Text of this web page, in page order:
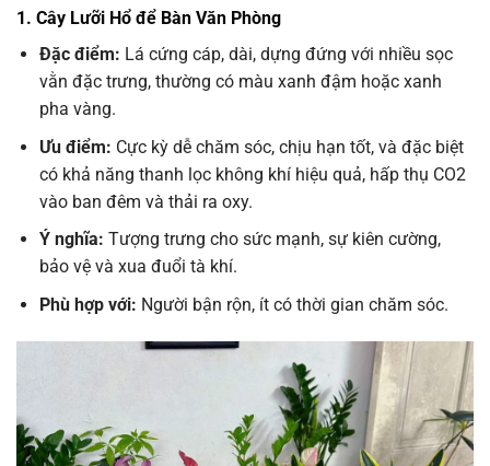
1. Cây Lưỡi Hổ để Bàn Văn Phòng
Đặc điểm: Lá cứng cáp, dài, dựng đứng với nhiều sọc
vằn đặc trưng, thường có màu xanh đậm hoặc xanh
pha vàng.
Ưu điểm: Cực kỳ dễ chăm sóc, chịu hạn tốt, và đặc biệt
có khả năng thanh lọc không khí hiệu quả, hấp thụ CO2
vào ban đêm và thải ra oxy.
Ý nghĩa: Tượng trưng cho sức mạnh, sự kiên cường,
bảo vệ và xua đuổi tà khí.
Phù hợp với: Người bận rộn, ít có thời gian chăm sóc.